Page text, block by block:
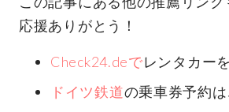
応援ありがとう！
Check24.deでレンタカー
ドイツ鉄道の乗車券予約は